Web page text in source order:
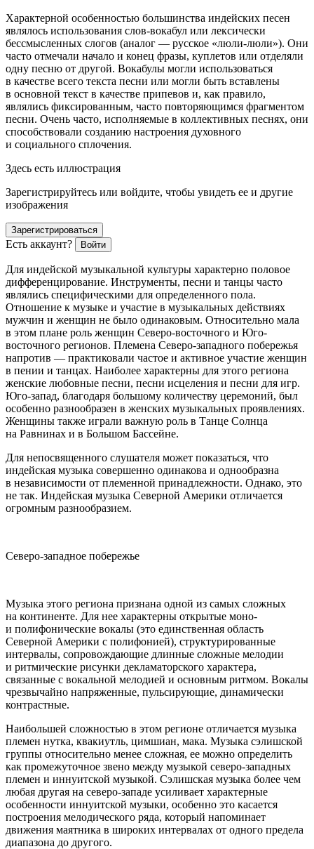
Характерной особенностью большинства индейских песен
являлось использования слов-вокабул или лексически
бессмысленных слогов (аналог — русское «люли-люли»). Они
часто отмечали начало и конец фразы, куплетов или отделяли
одну песню от другой. Вокабулы могли использоваться
в качестве всего текста песни или могли быть вставлены
в основной текст в качестве припевов и, как правило,
являлись фиксированным, часто повторяющимся фрагментом
песни. Очень часто, исполняемые в коллективных песнях, они
способствовали созданию настроения духовного
и социального сплочения.
Здесь есть иллюстрация
Зарегистрируйтесь или войдите, чтобы увидеть ее и другие
изображения
Зарегистрироваться
Есть аккаунт? Войти
Для индейской музыкальной культуры характерно половое
дифференцирование. Инструменты, песни и танцы часто
являлись специфическими для определенного пола.
Отношение к музыке и участие в музыкальных действиях
мужчин и женщин не было одинаковым. Относительно мала
в этом плане роль женщин Северо-восточного и Юго-
восточного регионов. Племена Северо-западного побережья
напротив — практиковали частое и активное участие женщин
в пении и танцах. Наиболее характерны для этого региона
женские любовные песни, песни исцеления и песни для игр.
Юго-запад, благодаря большому количеству церемоний, был
особенно разнообразен в женских музыкальных проявлениях.
Женщины также играли важную роль в Танце Солнца
на Равнинах и в Большом Бассейне.
Для непосвященного слушателя может показаться, что
индейская музыка совершенно одинакова и однообразна
в независимости от племенной принадлежности. Однако, это
не так. Индейская музыка Северной Америки отличается
огромным разнообразием.
Северо-западное побережье
Музыка этого региона признана одной из самых сложных
на континенте. Для нее характерны открытые моно-
и полифонические вокалы (это единственная область
Северной Америки с полифонией), структурированные
интервалы, сопровождающие длинные сложные мелодии
и ритмические рисунки декламаторского характера,
связанные с вокальной мелодией и основным ритмом. Вокалы
чрезвычайно напряженные, пульсирующие, динамически
контрастные.
Наибольшей сложностью в этом регионе отличается музыка
племен нутка, квакиутль, цимшиан, мака. Музыка сэлишской
группы относительно менее сложная, ее можно определить
как промежуточное звено между музыкой северо-западных
племен и иннуитской музыкой. Сэлишская музыка более чем
любая другая на северо-западе усиливает характерные
особенности иннуитской музыки, особенно это касается
построения мелодического ряда, который напоминает
движения маятника в широких интервалах от одного предела
диапазона до другого.